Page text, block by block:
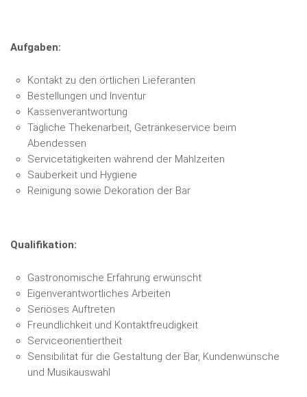
Aufgaben:
Kontakt zu den örtlichen Lieferanten
Bestellungen und Inventur
Kassenverantwortung
Tägliche Thekenarbeit, Getränkeservice beim
Abendessen
Servicetätigkeiten während der Mahlzeiten
Sauberkeit und Hygiene
Reinigung sowie Dekoration der Bar
Qualifikation:
Gastronomische Erfahrung erwünscht
Eigenverantwortliches Arbeiten
Seriöses Auftreten
Freundlichkeit und Kontaktfreudigkeit
Serviceorientiertheit
Sensibilität für die Gestaltung der Bar, Kundenwünsche
und Musikauswahl